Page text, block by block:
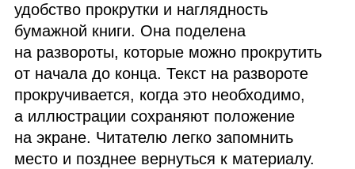
удобство прокрутки и наглядность
бумажной книги. Она поделена
на развороты, которые можно прокрутить
от начала до конца. Текст на развороте
прокручивается, когда это необходимо,
а иллюстрации сохраняют положение
на экране. Читателю легко запомнить
место и позднее вернуться к материалу.